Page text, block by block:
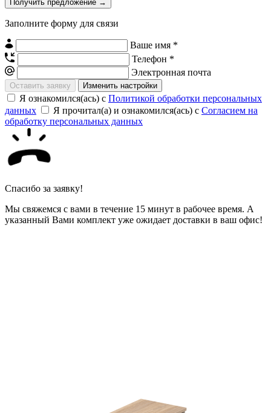
Заполните форму для связи
Ваше имя *
Телефон *
Электронная почта
Изменить настройки
Я ознакомился(ась) с Политикой обработки персональных
данных
Я прочитал(а) и ознакомился(ась) с Согласием на
обработку персональных данных
Спасибо за заявку!
Мы свяжемся с вами в течение 15 минут в рабочее время. А
указанный Вами комплект уже ожидает доставки в ваш офис!